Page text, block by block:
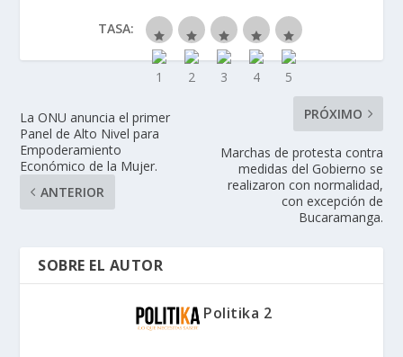
TASA:
La ONU anuncia el primer
Panel de Alto Nivel para
Empoderamiento
Económico de la Mujer.
ANTERIOR
PRÓXIMO
Marchas de protesta contra
medidas del Gobierno se
realizaron con normalidad,
con excepción de
Bucaramanga.
SOBRE EL AUTOR
Politika 2